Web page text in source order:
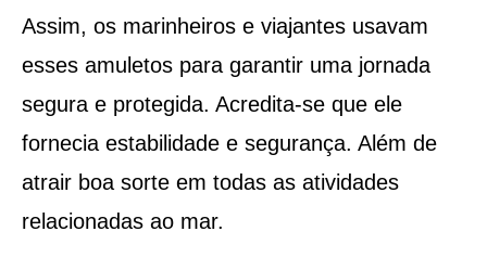
Assim, os marinheiros e viajantes usavam
esses amuletos para garantir uma jornada
segura e protegida. Acredita-se que ele
fornecia estabilidade e segurança. Além de
atrair boa sorte em todas as atividades
relacionadas ao mar.